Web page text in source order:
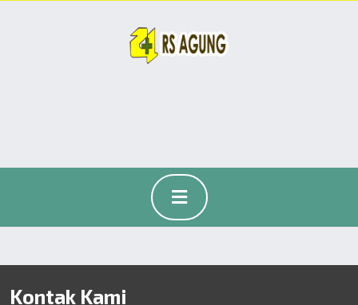
Kontak Kami